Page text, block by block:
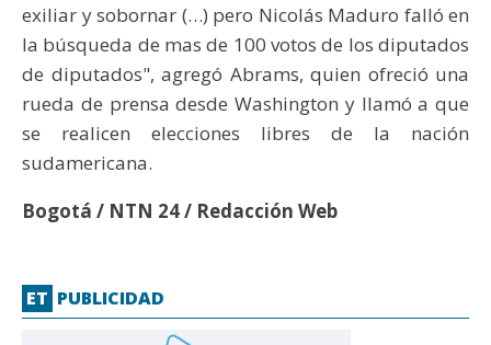
exiliar y sobornar (…) pero Nicolás Maduro falló en
la búsqueda de mas de 100 votos de los diputados
de diputados", agregó Abrams, quien ofreció una
rueda de prensa desde Washington y llamó a que
se realicen elecciones libres de la nación
sudamericana.
Bogotá / NTN 24 / Redacción Web
ET PUBLICIDAD